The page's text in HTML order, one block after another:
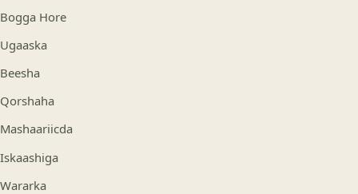
Bogga Hore
Ugaaska
Beesha
Qorshaha
Mashaariicda
Iskaashiga
Wararka